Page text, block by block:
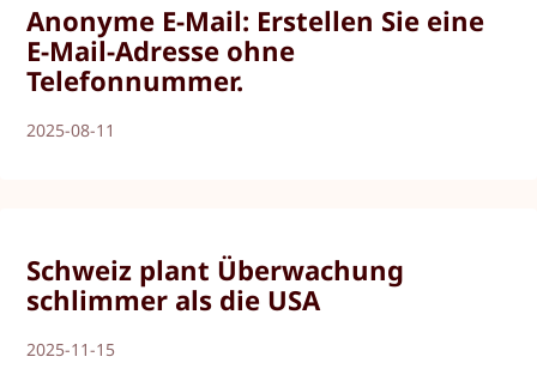
Anonyme E-Mail: Erstellen Sie eine
E-Mail-Adresse ohne
Telefonnummer.
2025-08-11
Schweiz plant Überwachung
schlimmer als die USA
2025-11-15